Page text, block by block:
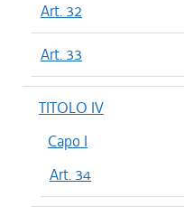
Art. 32
Art. 33
TITOLO IV
Capo I
Art. 34